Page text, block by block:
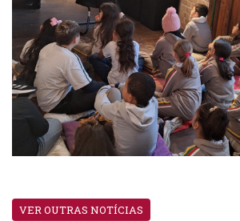
VER OUTRAS NOTÍCIAS